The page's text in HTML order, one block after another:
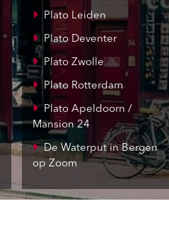
Plato Leiden
Plato Deventer
Plato Zwolle
Plato Rotterdam
Plato Apeldoorn /
Mansion 24
De Waterput in Bergen
op Zoom